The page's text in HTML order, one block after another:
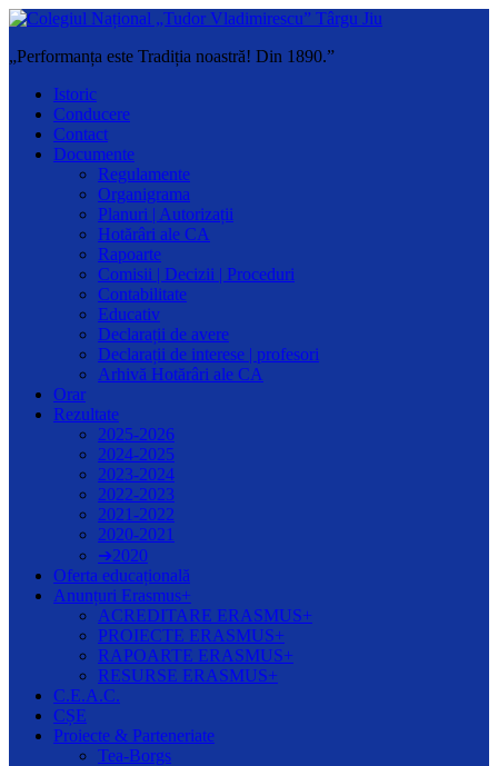
„Performanța este Tradiția noastră! Din 1890.”
Istoric
Conducere
Contact
Documente
Regulamente
Organigrama
Planuri | Autorizații
Hotărâri ale CA
Rapoarte
Comisii | Decizii | Proceduri
Contabilitate
Educativ
Declarații de avere
Declarații de interese | profesori
Arhivă Hotărâri ale CA
Orar
Rezultate
2025-2026
2024-2025
2023-2024
2022-2023
2021-2022
2020-2021
➔2020
Oferta educațională
Anunțuri Erasmus+
ACREDITARE ERASMUS+
PROIECTE ERASMUS+
RAPOARTE ERASMUS+
RESURSE ERASMUS+
C.E.A.C.
CȘE
Proiecte & Parteneriate
Tea-Borgs